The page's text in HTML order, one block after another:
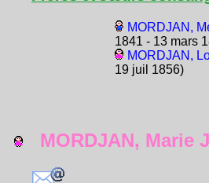
MORDJAN,
1841 - 13 mars
MORDJAN,
19 juil 1856)
MORDJAN, Marie